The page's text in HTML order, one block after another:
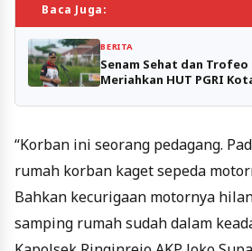
Baca Juga:
BERITA
Senam Sehat dan Trofeo
Meriahkan HUT PGRI
“Korban ini seorang pedagang.
rumah korban kaget sepeda
Bahkan kecurigaan motornya
samping rumah sudah dalam